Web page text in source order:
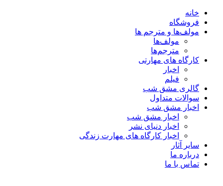
خانه
فروشگاه
مولف‌ها و مترجم ها
مولف‌ها
مترجم‌ها
کارگاه های مهارتی
اخبار
فیلم
گالری مشق شب
سوالات متداول
اخبار مشق شب
اخبار مشق شب
اخبار دنیای نشر
اخبار کارگاه های مهارت زندگی
سایر آثار
درباره ما
تماس با ما